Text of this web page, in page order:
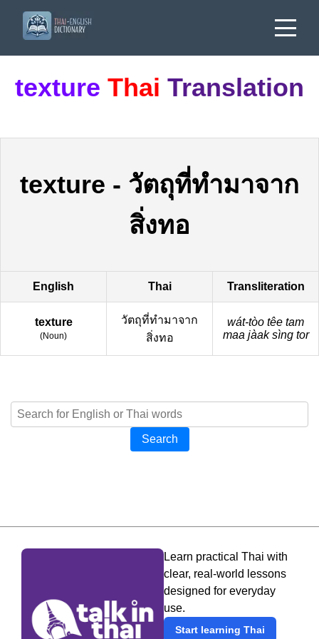
texture Thai Translation
texture - วัตถุที่ทำมาจาก
สิ่งทอ
English Thai Transliteration
texture
(Noun)
วัตถุที่ทำมาจาก
สิ่งทอ
wát-tòo têe tam
maa jàak sìng tor
Search
Learn practical Thai with
clear, real-world lessons
designed for everyday
use.
Start learning Thai